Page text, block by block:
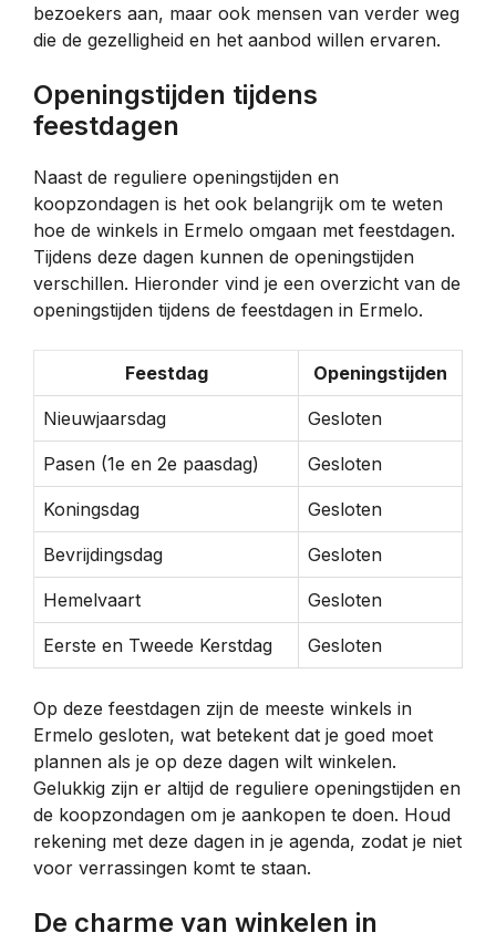
bezoekers aan, maar ook mensen van verder weg
die de gezelligheid en het aanbod willen ervaren.
Openingstijden tijdens
feestdagen
Naast de reguliere openingstijden en
koopzondagen is het ook belangrijk om te weten
hoe de winkels in Ermelo omgaan met feestdagen.
Tijdens deze dagen kunnen de openingstijden
verschillen. Hieronder vind je een overzicht van de
openingstijden tijdens de feestdagen in Ermelo.
Feestdag Openingstijden
Nieuwjaarsdag Gesloten
Pasen (1e en 2e paasdag) Gesloten
Koningsdag Gesloten
Bevrijdingsdag Gesloten
Hemelvaart Gesloten
Eerste en Tweede Kerstdag Gesloten
Op deze feestdagen zijn de meeste winkels in
Ermelo gesloten, wat betekent dat je goed moet
plannen als je op deze dagen wilt winkelen.
Gelukkig zijn er altijd de reguliere openingstijden en
de koopzondagen om je aankopen te doen. Houd
rekening met deze dagen in je agenda, zodat je niet
voor verrassingen komt te staan.
De charme van winkelen in